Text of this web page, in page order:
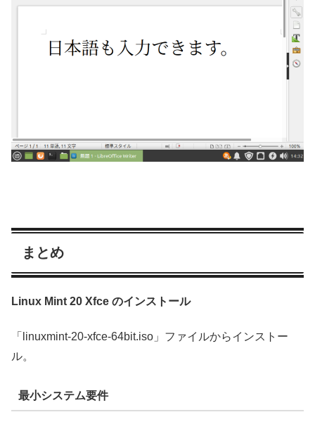
まとめ
Linux Mint 20 Xfce のインストール
「linuxmint-20-xfce-64bit.iso」ファイルからインストー
ル。
最小システム要件